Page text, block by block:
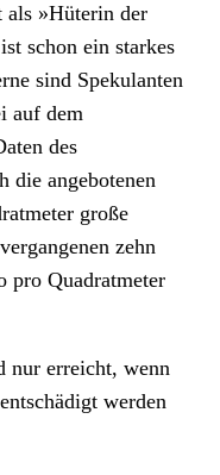
»Hüterin der
schon ein starkes
sind Spekulanten
auf dem
des
die angebotenen
große
zehn
pro Quadratmeter
nur erreicht, wenn
werden